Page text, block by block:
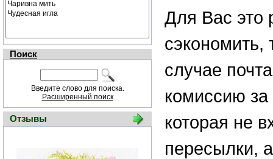
Поиск
Введите слово для поиска.
Расширенный поиск
Отзывы
Для Вас это
сэкономить,
случае
комиссию за
которая не
пересылки,